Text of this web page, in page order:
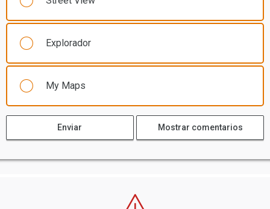
Explorador
My Maps
Enviar Mostrar comentarios